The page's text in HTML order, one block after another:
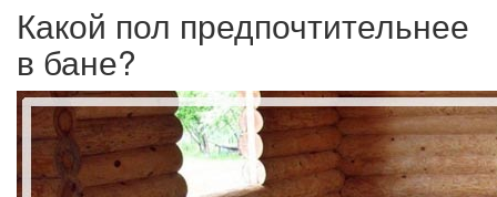
Какой пол предпочтительнее
в бане?